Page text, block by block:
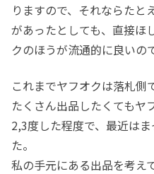
りますので、それならたと
があったとしても、直接ほ
クのほうが流通的に良いの
これまでヤフオクは落札側
たくさん出品したくてもヤ
2,3度した程度で、最近は
た。
私の手元にある出品を考え